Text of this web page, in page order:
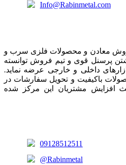
Info@Rabinmetal.com
فروش معادن و محصولات فلزی سرب و
پرسنل قوی و تیم فروش توانسته
داخلی و خارجی عرضه نماید.
باکیفیت و تحویل سفارشات در
افزایش مشتریان این مرکز شده
09128512511
@Rabinmetal